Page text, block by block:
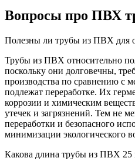
Вопросы про ПВХ
Полезны ли трубы из ПВХ для
Трубы из ПВХ относительно
поскольку они долговечны,
производства по сравнению с
подлежат переработке. Их
коррозии и химическим
утечек и загрязнений. Тем не
переработки и безопасного
минимизации экологического
Какова длина трубы из ПВХ 25